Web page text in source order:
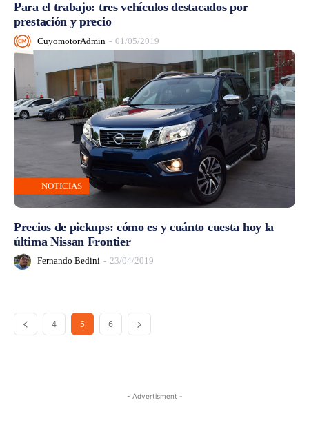
Para el trabajo: tres vehículos destacados por
prestación y precio
CuyomotorAdmin - 01/05/2019
NOTICIAS
Precios de pickups: cómo es y cuánto cuesta hoy la
última Nissan Frontier
Fernando Bedini - 23/04/2019
4 5 6
- Advertisment -